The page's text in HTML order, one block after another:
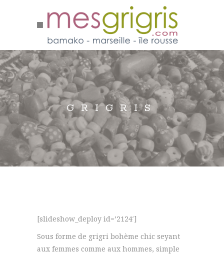
GRIGRIS
[slideshow_deploy id=’2124′]
Sous forme de grigri bohème chic seyant
aux femmes comme aux hommes, simple